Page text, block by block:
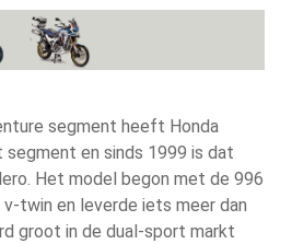
segment heeft Honda
segment en sinds 1999 is dat
Het model begon met de 996
twin en leverde iets meer dan
groot in de dual-sport markt